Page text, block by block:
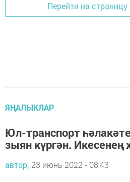
Перейти на страницу
ЯҢАЛЫКЛАР
Юл-транспорт
зыян күргән. Икесенең
автор, 23 июнь 2022 - 08:43